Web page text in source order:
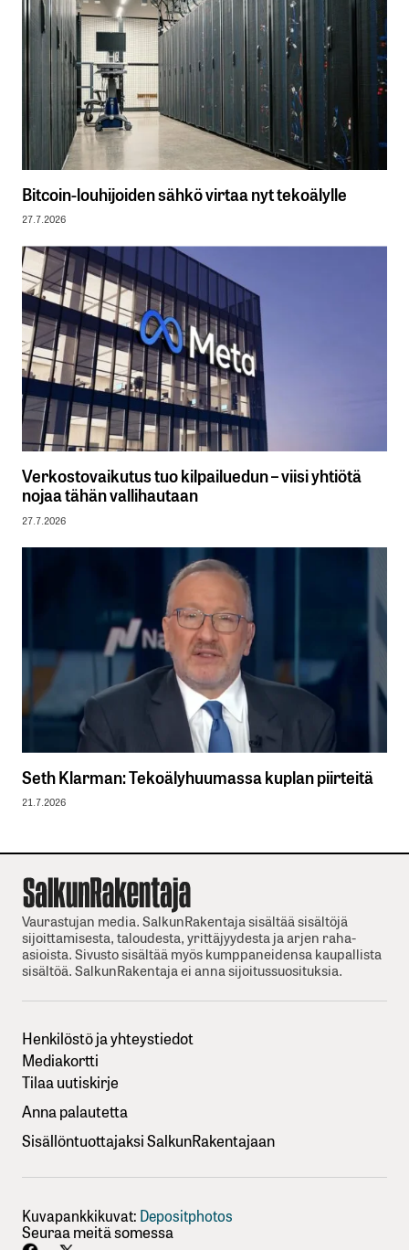
Bitcoin-louhijoiden sähkö virtaa nyt tekoälylle
27.7.2026
Verkostovaikutus tuo kilpailuedun – viisi yhtiötä
nojaa tähän vallihautaan
27.7.2026
Seth Klarman: Tekoälyhuumassa kuplan piirteitä
21.7.2026
Vaurastujan media. SalkunRakentaja sisältää sisältöjä
sijoittamisesta, taloudesta, yrittäjyydesta ja arjen raha-
asioista. Sivusto sisältää myös kumppaneidensa kaupallista
sisältöä. SalkunRakentaja ei anna sijoitussuosituksia.
Henkilöstö ja yhteystiedot
Mediakortti
Tilaa uutiskirje
Anna palautetta
Sisällöntuottajaksi SalkunRakentajaan
Kuvapankkikuvat: Depositphotos
Seuraa meitä somessa